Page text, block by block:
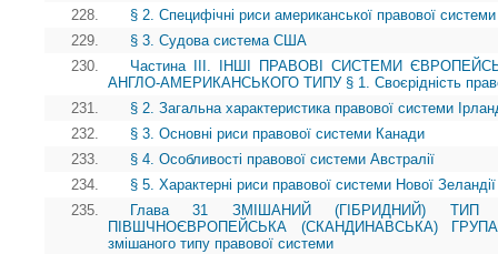
228.
§ 2. Специфічні риси американської правової системи
229.
§ 3. Судова система США
230.
Частина ІІІ. ІНШІ ПРАВОВІ СИСТЕМИ
АНГЛО-АМЕРИКАНСЬКОГО ТИПУ § 1. Своєрідність
231.
§ 2. Загальна характеристика правової системи
232.
§ 3. Основні риси правової системи Канади
233.
§ 4. Особливості правової системи Австралії
234.
§ 5. Характерні риси правової системи Нової Зеландії
235.
Глава 31 ЗМІШАНИЙ (ГІБРИДНИЙ) ТИП
ПІВШЧНОЄВРОПЕЙСЬКА (СКАНДИНАВСЬКА)
змішаного типу правової системи